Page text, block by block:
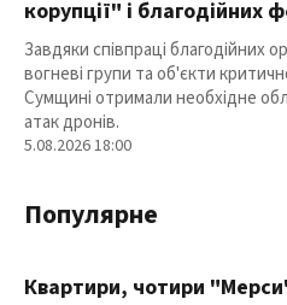
корупції" і благодійних
Завдяки співпраці благодійних
вогневі групи та об'єкти
Сумщині отримали необхідне
атак дронів.
5.08.2026 18:00
Популярне
Квартири, чотири